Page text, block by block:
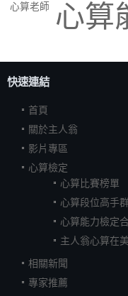
心算老師 心算
快速連結
首頁
關於主人翁
影片專區
心算檢定
心算比賽榜單
心算段位高手
心算能力檢定
主人翁心算在
相關新聞
專家推薦